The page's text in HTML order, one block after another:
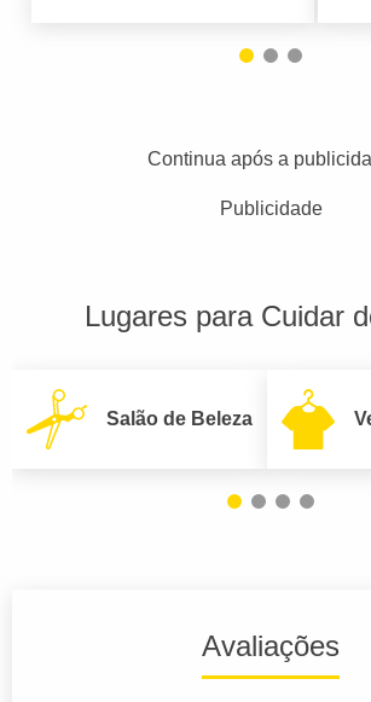
Continua após a
Publicidade
Lugares para Cuidar
Salão de Beleza
Avaliações